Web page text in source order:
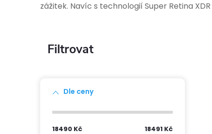
zážitek. Navíc s technologií Super Retina XDR
P
Dle ceny
18490 Kč 18491 Kč